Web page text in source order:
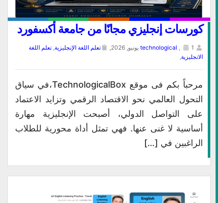
كورسات إنجليزي مجانًا من جامعة أكسفورد
technological , 1 يونيو, 2026, تعلم اللغة الإنجليزية, تعلم اللغة
الانجليزية,
مرحباً بكم فى موقع TechnologicalBox،في سياق
التحول العالمي نحو الاقتصاد الرقمي وتزايد الاعتماد
على التواصل الدولي، أصبحت الإنجليزية مهارة
أساسية لا غنى عنها. فهي تمثل أداة محورية للطلاب
الراغبين في […]